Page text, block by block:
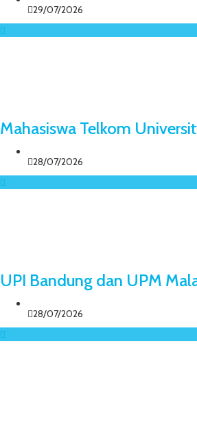
29/07/2026
Mahasiswa Telkom
28/07/2026
UPI Bandung dan UPM
28/07/2026